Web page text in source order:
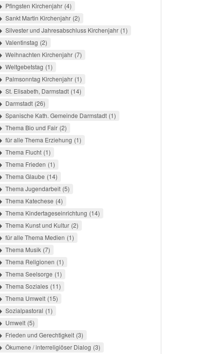
Pfingsten Kirchenjahr 4
Sankt Martin Kirchenjahr 2
Silvester und Jahresabschluss Kirchenjahr 1
Valentinstag 2
Weihnachten Kirchenjahr 7
Weltgebetstag 1
Palmsonntag Kirchenjahr 1
St. Elisabeth, Darmstadt 14
Darmstadt 26
Spanische Kath. Gemeinde Darmstadt 1
Thema Bio und Fair 2
für alle Thema Erziehung 1
Thema Flucht 1
Thema Frieden 1
Thema Glaube 14
Thema Jugendarbeit 5
Thema Katechese 4
Thema Kindertageseinrichtung 14
Thema Kunst und Kultur 2
für alle Thema Medien 1
Thema Musik 7
Thema Religionen 1
Thema Seelsorge 1
Thema Soziales 11
Thema Umwelt 15
Sozialpastoral 1
Umwelt 5
Frieden und Gerechtigkeit 3
Ökumene / interreligiöser Dialog 3